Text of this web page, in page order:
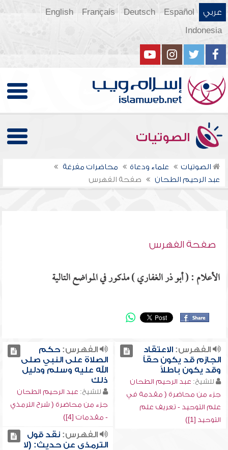
عربي Español
Deutsch
Français
English
Indonesia
الصوتيات
الصوتيات علماء ودعاة
محاضرات مفرغة
عبد الرحيم الطحان
صفحة الفهرس
صفحة الفهرس
الأعلام : ( أبو ذر الغفاري ) مذكور في المواضع التالية
الفهرس:الاعتقاد
الجازم قد يكون حقاً
وقد يكون باطلاً
للشيخ: عبد الرحيم الطحان
جزء من محاضرة ( مقدمة في
علم التوحيد - تعريف علم
التوحيد [1])
الفهرس:حكم
الصلاة على النبي صلى
الله عليه وسلم ودليل
ذلك
للشيخ: عبد الرحيم الطحان
جزء من محاضرة ( شرح الترمذي
- مقدمات [4])
الفهرس:نقد قول
الترمذي عن حديث: (لا